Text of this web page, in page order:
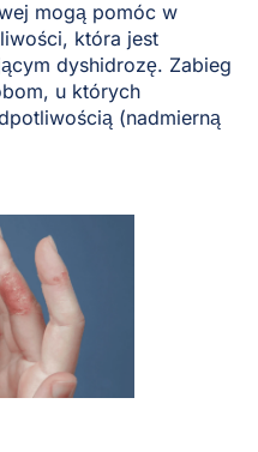
mogą pomóc w
która jest
dyshidrozę. Zabieg
u których
(nadmierną